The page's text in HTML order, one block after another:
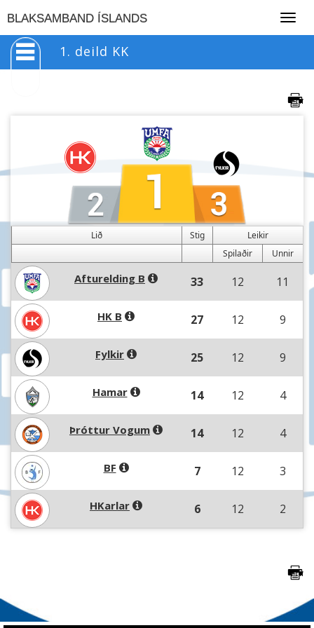
BLAKSAMBAND ÍSLANDS
1. deild KK
Lið Stig
Leikir
Spilaðir
Unnir
Afturelding B 33 12 11
HK B 27 12 9
Fylkir 25 12 9
Hamar 14 12 4
Þróttur Vogum 14 12 4
BF 7 12 3
HKarlar 6 12 2